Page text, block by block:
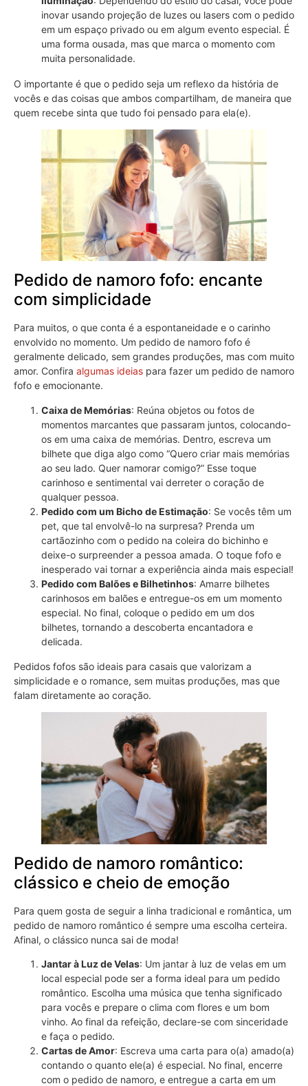
inovar usando projeção de luzes ou lasers com o pedido
em um espaço privado ou em algum evento especial. É
uma forma ousada, mas que marca o momento com
muita personalidade.
O importante é que o pedido seja um reflexo da história de
vocês e das coisas que ambos compartilham, de maneira que
quem recebe sinta que tudo foi pensado para ela(e).
Pedido de namoro fofo: encante
com simplicidade
Para muitos, o que conta é a espontaneidade e o carinho
envolvido no momento. Um pedido de namoro fofo é
geralmente delicado, sem grandes produções, mas com muito
amor. Confira algumas ideias para fazer um pedido de namoro
fofo e emocionante.
Caixa de Memórias: Reúna objetos ou fotos de
momentos marcantes que passaram juntos, colocando-
os em uma caixa de memórias. Dentro, escreva um
bilhete que diga algo como “Quero criar mais memórias
ao seu lado. Quer namorar comigo?” Esse toque
carinhoso e sentimental vai derreter o coração de
qualquer pessoa.
Pedido com um Bicho de Estimação: Se vocês têm um
pet, que tal envolvê-lo na surpresa? Prenda um
cartãozinho com o pedido na coleira do bichinho e
deixe-o surpreender a pessoa amada. O toque fofo e
inesperado vai tornar a experiência ainda mais especial!
Pedido com Balões e Bilhetinhos: Amarre bilhetes
carinhosos em balões e entregue-os em um momento
especial. No final, coloque o pedido em um dos
bilhetes, tornando a descoberta encantadora e
delicada.
Pedidos fofos são ideais para casais que valorizam a
simplicidade e o romance, sem muitas produções, mas que
falam diretamente ao coração.
Pedido de namoro romântico:
clássico e cheio de emoção
Para quem gosta de seguir a linha tradicional e romântica, um
pedido de namoro romântico é sempre uma escolha certeira.
Afinal, o clássico nunca sai de moda!
Jantar à Luz de Velas: Um jantar à luz de velas em um
local especial pode ser a forma ideal para um pedido
romântico. Escolha uma música que tenha significado
para vocês e prepare o clima com flores e um bom
vinho. Ao final da refeição, declare-se com sinceridade
e faça o pedido.
Cartas de Amor: Escreva uma carta para o(a) amado(a)
contando o quanto ele(a) é especial. No final, encerre
com o pedido de namoro, e entregue a carta em um